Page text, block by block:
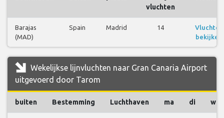
vluchten
Barajas
(MAD)
Spain Madrid 14
Vluchten
bekijken
Wekelijkse lijnvluchten naar Gran Canaria Airport
uitgevoerd door Tarom
buiten Bestemming Luchthaven ma di wo